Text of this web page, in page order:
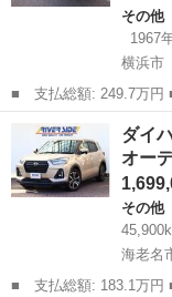
その他
1967
横浜市
■ 支払総額: 249.7万円 ■ 車両本体価格： 2,387,000 円 ■ メーカ
ー名： ダイハツ ■
５ ３００ｃｃ ２ス
バー ■...
神奈川 そ
ダイ
オー
その他
海老名
■ 支払総額: 183.1万円 ■ 車両本体価格： 1,699,000 円 ■ メーカ